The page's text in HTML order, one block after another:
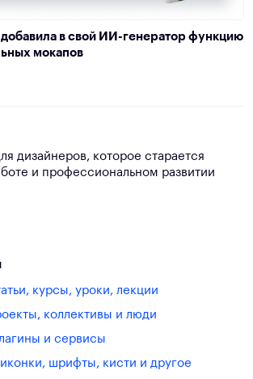
в свой ИИ-генератор функцию
мокапов
дизайнеров, которое старается
и профессиональном развитии
курсы, уроки, лекции
коллективы и люди
и сервисы
шрифты, кисти и другое